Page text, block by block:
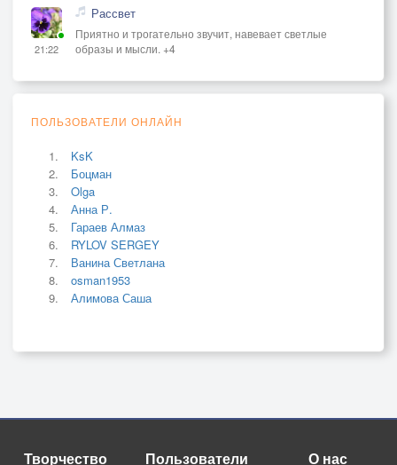
21:22
Рассвет
Приятно и трогательно звучит, навевает светлые
образы и мысли. +4
ПОЛЬЗОВАТЕЛИ ОНЛАЙН
KsK
Боцман
Olga
Анна Р.
Гараев Алмаз
RYLOV SERGEY
Ванина Светлана
osman1953
Алимова Саша
Творчество Пользователи О нас